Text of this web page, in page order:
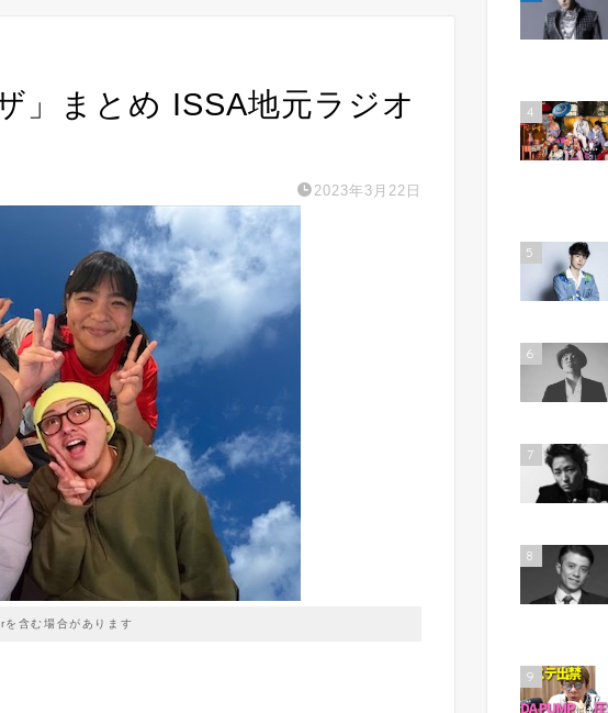
」まとめ ISSA地元ラジオ
2023年3月22日
を含む場合があります
4
5
6
7
8
9